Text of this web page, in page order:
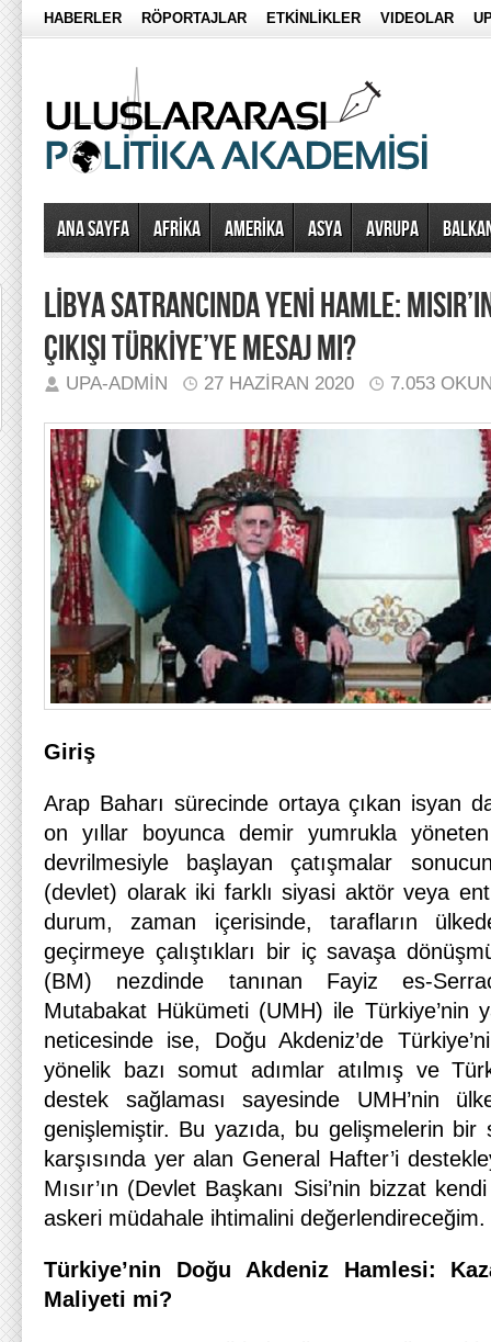
HABERLER RÖPORTAJLAR ETKİNLİKLER VIDEOLAR
Ana Sayfa AFRİKA AMERİKA ASYA AVRUPA
LİBYA SATRANCINDA YENİ HAMLE:
ÇIKIŞI TÜRKİYE’YE MESAJ MI?
UPA-ADMIN 27 HAZIRAN 2020 7.053
Giriş
Arap Baharı sürecinde ortaya çıkan isyan
on yıllar boyunca demir yumrukla
devrilmesiyle başlayan çatışmalar
(devlet) olarak iki farklı siyasi aktör veya
durum, zaman içerisinde, tarafların
geçirmeye çalıştıkları bir iç savaşa
(BM) nezdinde tanınan Fayiz es-
Mutabakat Hükümeti (UMH) ile Türkiye’nin
neticesinde ise, Doğu Akdeniz’de
yönelik bazı somut adımlar atılmış ve
destek sağlaması sayesinde UMH’nin
genişlemiştir. Bu yazıda, bu gelişmelerin bir
karşısında yer alan General Hafter’i
Mısır’ın (Devlet Başkanı Sisi’nin bizzat
askeri müdahale ihtimalini değerlendireceğim.
Türkiye’nin Doğu Akdeniz Hamlesi:
Maliyeti mi?